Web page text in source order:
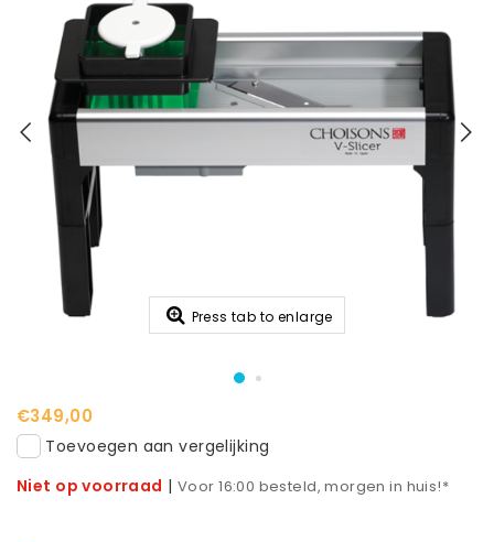
Press tab to enlarge
€349,00
Toevoegen aan vergelijking
Niet op voorraad | Voor 16:00 besteld, morgen in huis!*